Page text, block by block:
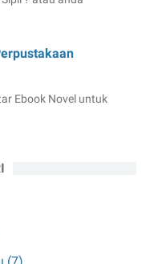
Ebook Novel untuk